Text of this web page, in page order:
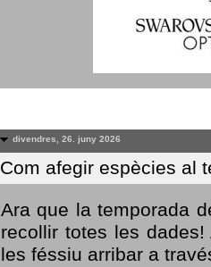
divendres, 26. juny 2026
Com afegir espècies al
Ara que la temporada
recollir totes les
les féssiu arribar a